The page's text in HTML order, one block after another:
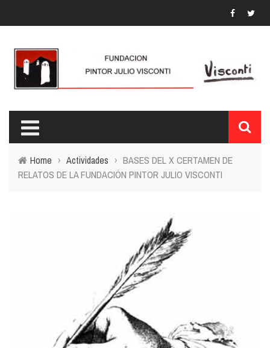
Home › Actividades › BASES DEL X CERTAMEN DE
RELATOS DE LA FUNDACIÓN PINTOR JULIO VISCONTI